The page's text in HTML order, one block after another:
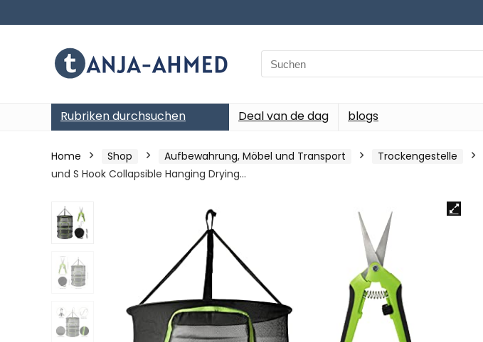
Search
for:
Rubriken durchsuchen Deal van de dag blogs
Home Shop Aufbewahrung, Möbel und Transport Trockengestelle
und S Hook Collapsible Hanging Drying…